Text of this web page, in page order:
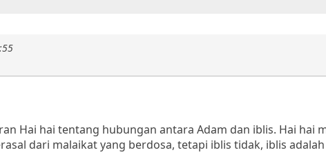
Hai hai tentang hubungan antara Adam dan iblis. Hai hai
dari malaikat yang berdosa, tetapi iblis tidak, iblis